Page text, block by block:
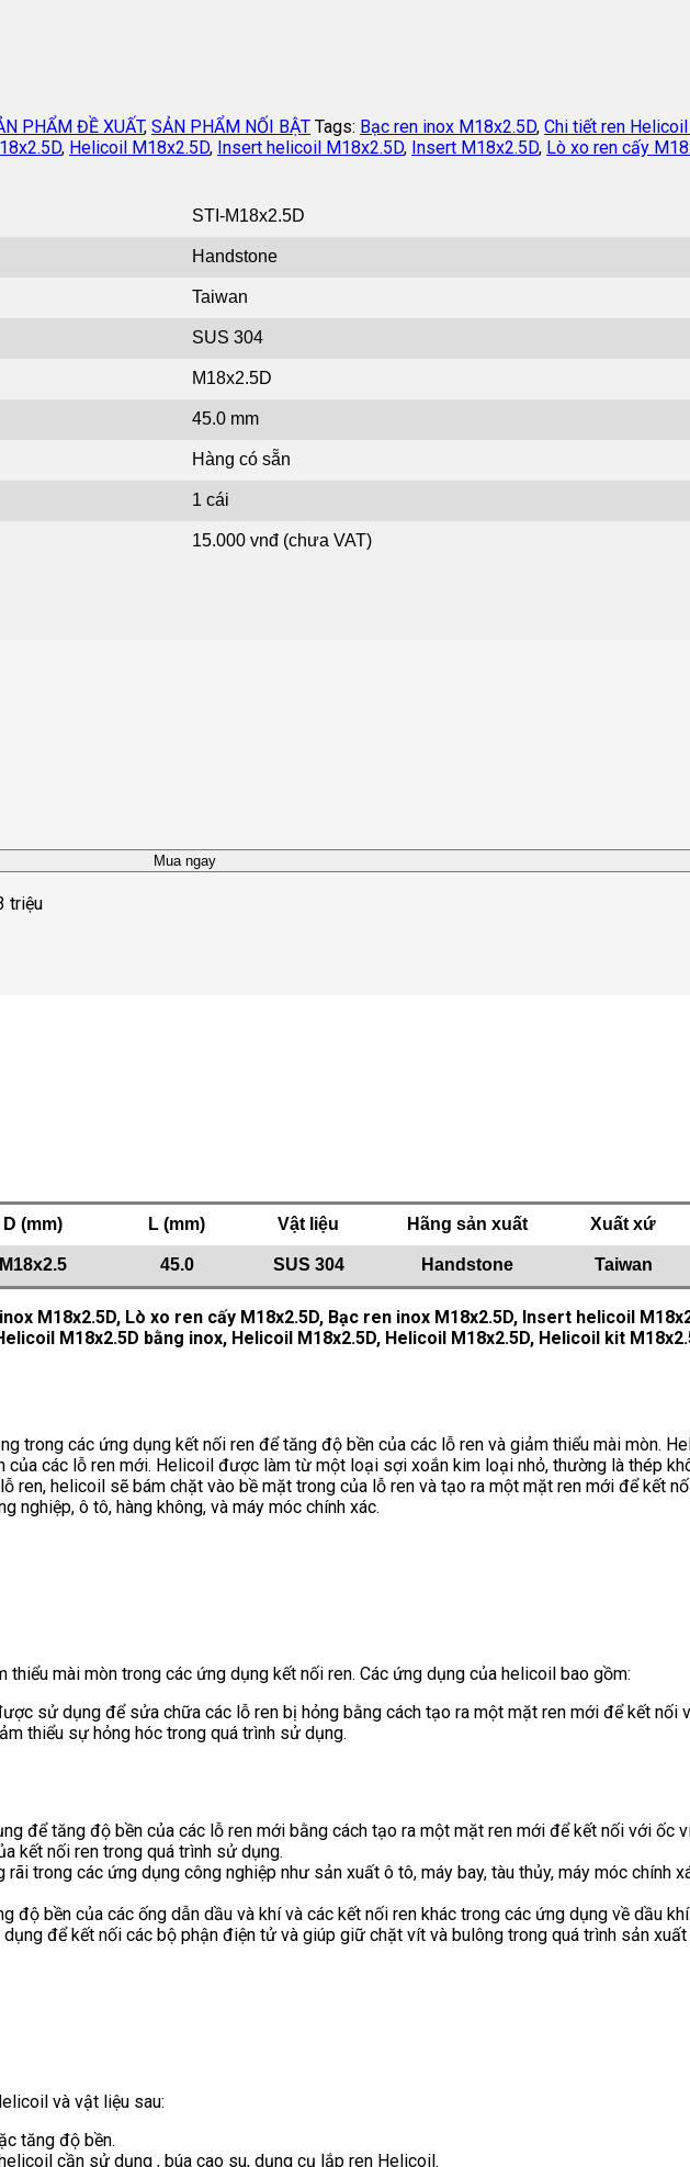
PHẨM ĐỀ XUẤT, SẢN PHẨM NỐI BẬT Tags: Bạc ren inox M18x2.5D, Chi tiết ren
, Helicoil M18x2.5D, Insert helicoil M18x2.5D, Insert M18x2.5D, Lò xo ren cấy
STI-M18x2.5D
Handstone
Taiwan
SUS 304
M18x2.5D
45.0 mm
Hàng có sẵn
1 cái
15.000 vnđ (chưa VAT)
Mua ngay
triệu
D (mm) L (mm) Vật liệu Hãng sản xuất Xuất xứ
M18x2.5 45.0 SUS 304 Handstone Taiwan
M18x2.5D, Lò xo ren cấy M18x2.5D, Bạc ren inox M18x2.5D, Insert helicoil
M18x2.5D bằng inox, Helicoil M18x2.5D, Helicoil M18x2.5D, Helicoil kit
trong các ứng dụng kết nối ren để tăng độ bền của các lỗ ren và giảm thiểu mài mòn.
các lỗ ren mới. Helicoil được làm từ một loại sợi xoắn kim loại nhỏ, thường là thép
helicoil sẽ bám chặt vào bề mặt trong của lỗ ren và tạo ra một mặt ren mới để kết
ô tô, hàng không, và máy móc chính xác.
mài mòn trong các ứng dụng kết nối ren. Các ứng dụng của helicoil bao gồm:
sử dụng để sửa chữa các lỗ ren bị hỏng bằng cách tạo ra một mặt ren mới để kết nối
thiểu sự hỏng hóc trong quá trình sử dụng.
để tăng độ bền của các lỗ ren mới bằng cách tạo ra một mặt ren mới để kết nối với ốc
kết nối ren trong quá trình sử dụng.
trong các ứng dụng công nghiệp như sản xuất ô tô, máy bay, tàu thủy, máy móc chính
bền của các ống dẫn dầu và khí và các kết nối ren khác trong các ứng dụng về dầu khí.
để kết nối các bộ phận điện tử và giúp giữ chặt vít và bulông trong quá trình sản
và vật liệu sau:
tăng độ bền.
cần sử dụng , búa cao su, dụng cụ lắp ren Helicoil.